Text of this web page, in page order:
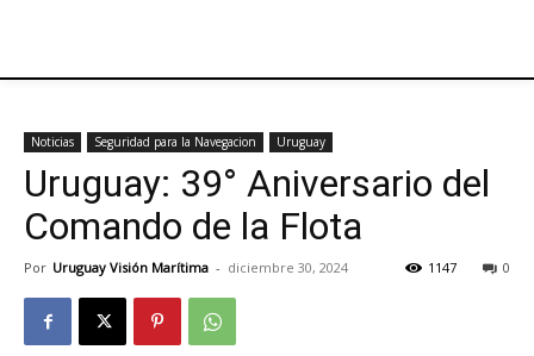
Noticias Seguridad para la Navegacion Uruguay
Uruguay: 39° Aniversario del
Comando de la Flota
Por Uruguay Visión Marítima - diciembre 30, 2024 0
1147